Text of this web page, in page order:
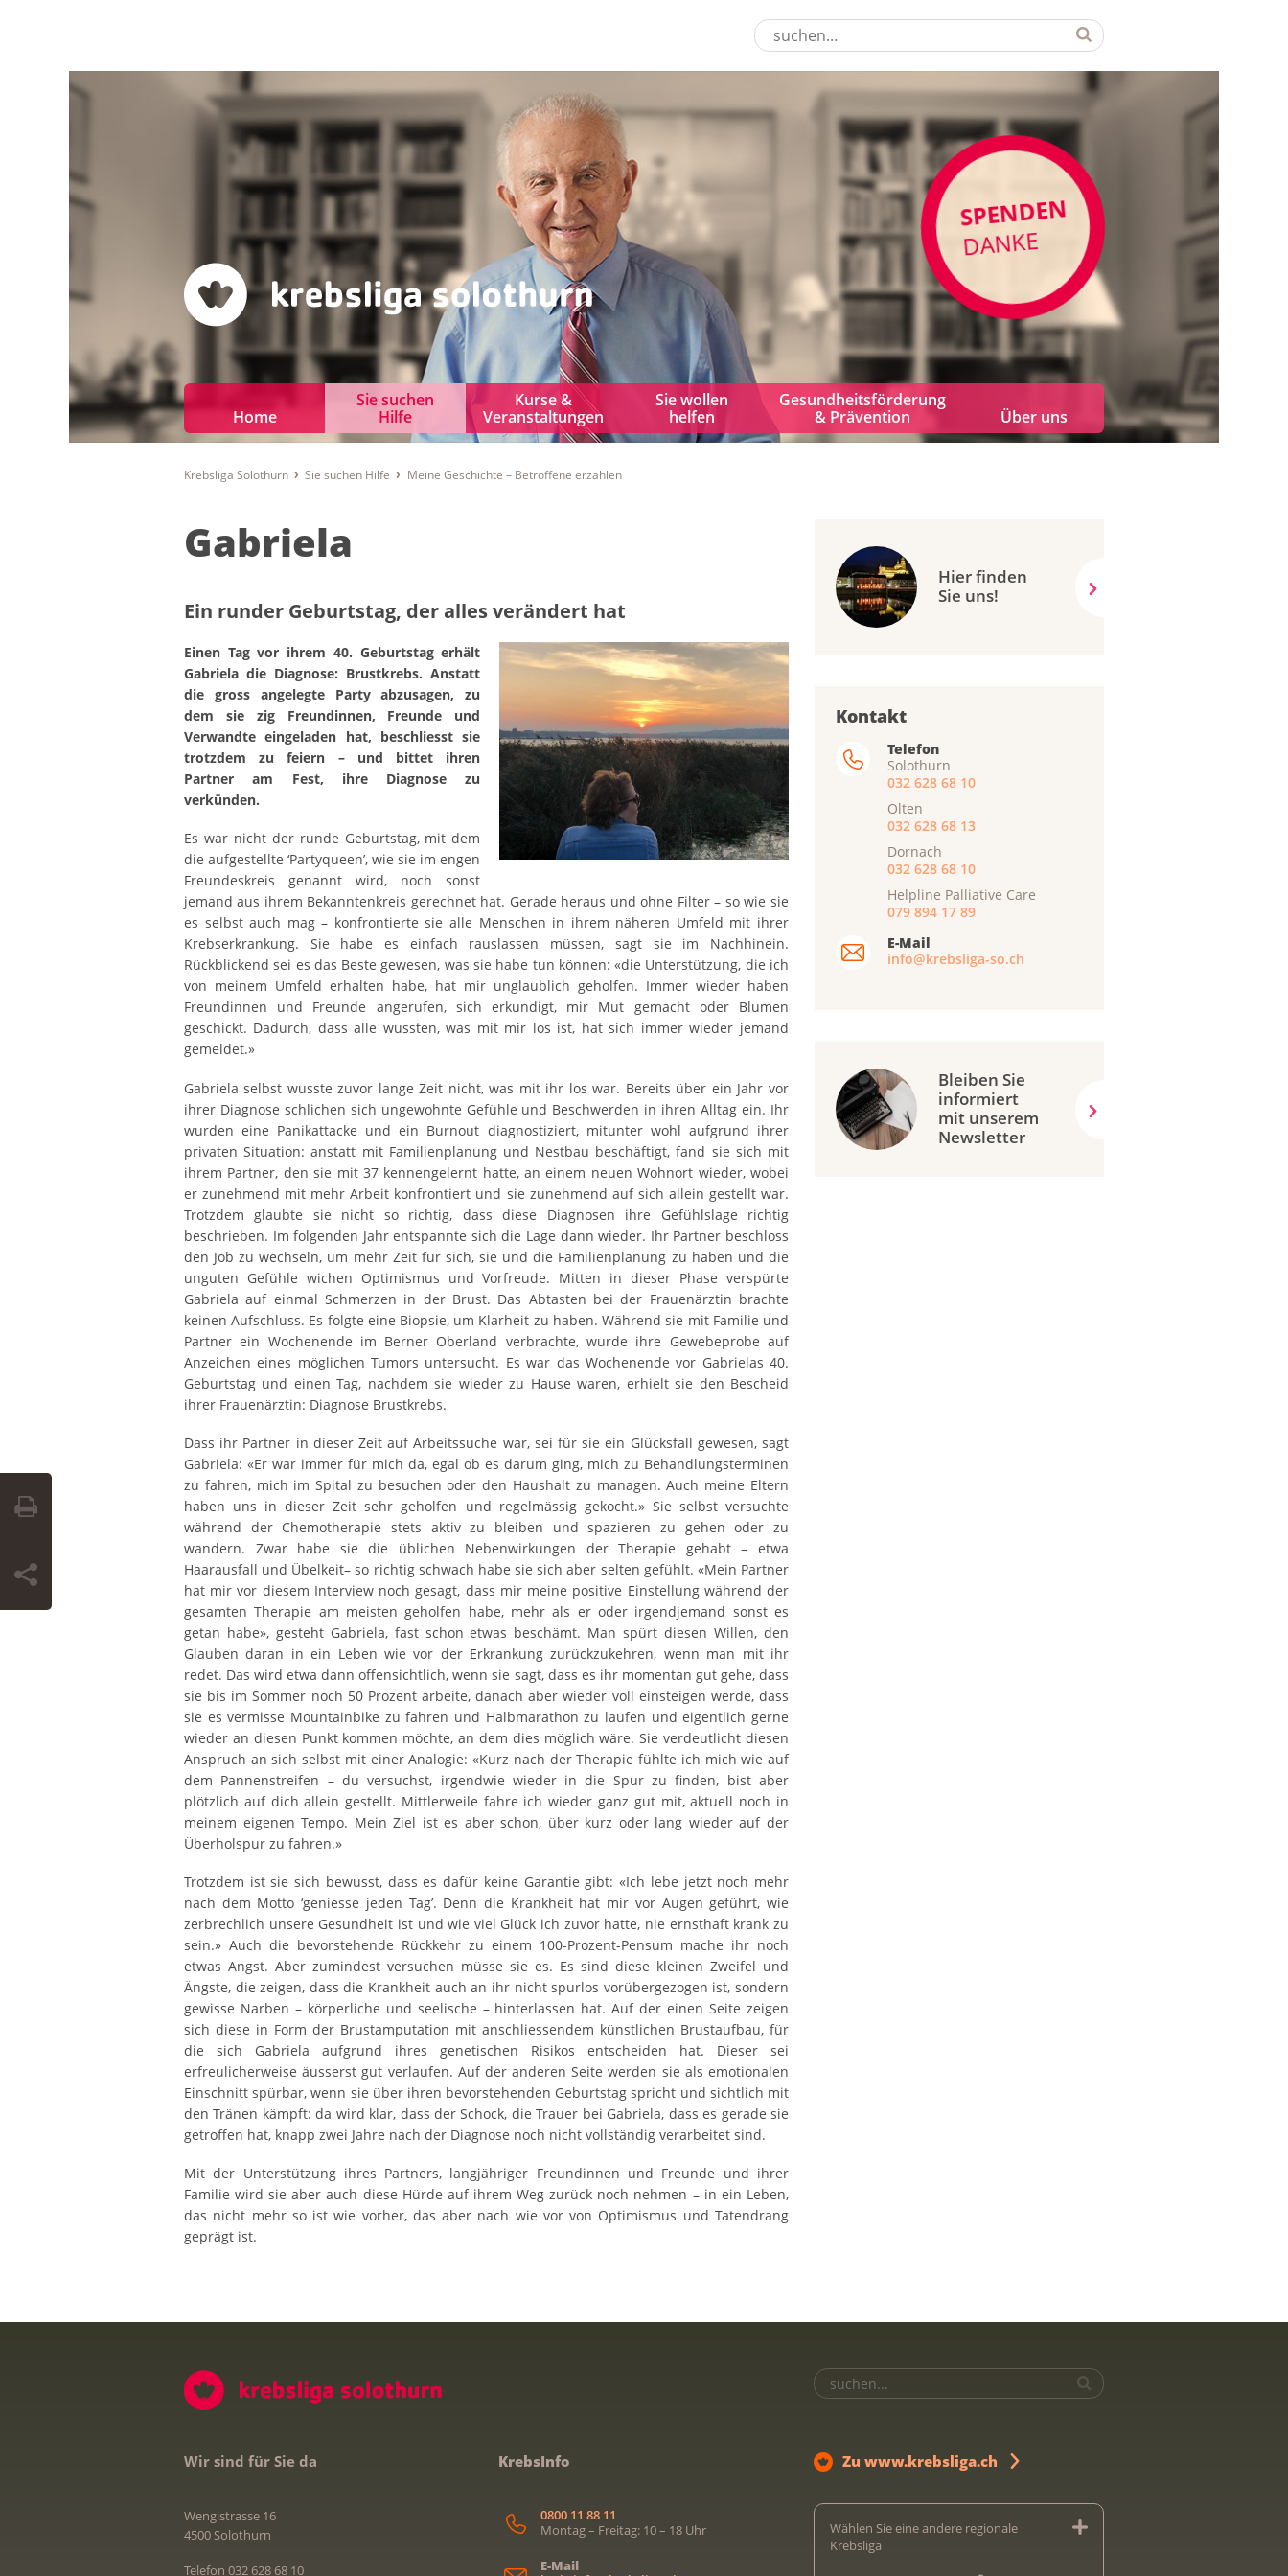
SPENDEN
DANKE
Home
Sie suchen
Hilfe
Kurse &
Veranstaltungen
Sie wollen
helfen
Gesundheitsförderung
& Prävention
Über uns
Krebsliga Solothurn Sie suchen Hilfe Meine Geschichte – Betroffene erzählen
Gabriela
Ein runder Geburtstag, der alles verändert hat
Einen Tag vor ihrem 40. Geburtstag erhält
Gabriela die Diagnose: Brustkrebs. Anstatt
die gross angelegte Party abzusagen, zu
dem sie zig Freundinnen, Freunde und
Verwandte eingeladen hat, beschliesst sie
trotzdem zu feiern – und bittet ihren
Partner am Fest, ihre Diagnose zu
verkünden.
Es war nicht der runde Geburtstag, mit dem
die aufgestellte ‘Partyqueen’, wie sie im engen
Freundeskreis genannt wird, noch sonst
jemand aus ihrem Bekanntenkreis gerechnet hat. Gerade heraus und ohne Filter – so wie sie
es selbst auch mag – konfrontierte sie alle Menschen in ihrem näheren Umfeld mit ihrer
Krebserkrankung. Sie habe es einfach rauslassen müssen, sagt sie im Nachhinein.
Rückblickend sei es das Beste gewesen, was sie habe tun können: «die Unterstützung, die ich
von meinem Umfeld erhalten habe, hat mir unglaublich geholfen. Immer wieder haben
Freundinnen und Freunde angerufen, sich erkundigt, mir Mut gemacht oder Blumen
geschickt. Dadurch, dass alle wussten, was mit mir los ist, hat sich immer wieder jemand
gemeldet.»
Gabriela selbst wusste zuvor lange Zeit nicht, was mit ihr los war. Bereits über ein Jahr vor
ihrer Diagnose schlichen sich ungewohnte Gefühle und Beschwerden in ihren Alltag ein. Ihr
wurden eine Panikattacke und ein Burnout diagnostiziert, mitunter wohl aufgrund ihrer
privaten Situation: anstatt mit Familienplanung und Nestbau beschäftigt, fand sie sich mit
ihrem Partner, den sie mit 37 kennengelernt hatte, an einem neuen Wohnort wieder, wobei
er zunehmend mit mehr Arbeit konfrontiert und sie zunehmend auf sich allein gestellt war.
Trotzdem glaubte sie nicht so richtig, dass diese Diagnosen ihre Gefühlslage richtig
beschrieben. Im folgenden Jahr entspannte sich die Lage dann wieder. Ihr Partner beschloss
den Job zu wechseln, um mehr Zeit für sich, sie und die Familienplanung zu haben und die
unguten Gefühle wichen Optimismus und Vorfreude. Mitten in dieser Phase verspürte
Gabriela auf einmal Schmerzen in der Brust. Das Abtasten bei der Frauenärztin brachte
keinen Aufschluss. Es folgte eine Biopsie, um Klarheit zu haben. Während sie mit Familie und
Partner ein Wochenende im Berner Oberland verbrachte, wurde ihre Gewebeprobe auf
Anzeichen eines möglichen Tumors untersucht. Es war das Wochenende vor Gabrielas 40.
Geburtstag und einen Tag, nachdem sie wieder zu Hause waren, erhielt sie den Bescheid
ihrer Frauenärztin: Diagnose Brustkrebs.
Dass ihr Partner in dieser Zeit auf Arbeitssuche war, sei für sie ein Glücksfall gewesen, sagt
Gabriela: «Er war immer für mich da, egal ob es darum ging, mich zu Behandlungsterminen
zu fahren, mich im Spital zu besuchen oder den Haushalt zu managen. Auch meine Eltern
haben uns in dieser Zeit sehr geholfen und regelmässig gekocht.» Sie selbst versuchte
während der Chemotherapie stets aktiv zu bleiben und spazieren zu gehen oder zu
wandern. Zwar habe sie die üblichen Nebenwirkungen der Therapie gehabt – etwa
Haarausfall und Übelkeit– so richtig schwach habe sie sich aber selten gefühlt. «Mein Partner
hat mir vor diesem Interview noch gesagt, dass mir meine positive Einstellung während der
gesamten Therapie am meisten geholfen habe, mehr als er oder irgendjemand sonst es
getan habe», gesteht Gabriela, fast schon etwas beschämt. Man spürt diesen Willen, den
Glauben daran in ein Leben wie vor der Erkrankung zurückzukehren, wenn man mit ihr
redet. Das wird etwa dann offensichtlich, wenn sie sagt, dass es ihr momentan gut gehe, dass
sie bis im Sommer noch 50 Prozent arbeite, danach aber wieder voll einsteigen werde, dass
sie es vermisse Mountainbike zu fahren und Halbmarathon zu laufen und eigentlich gerne
wieder an diesen Punkt kommen möchte, an dem dies möglich wäre. Sie verdeutlicht diesen
Anspruch an sich selbst mit einer Analogie: «Kurz nach der Therapie fühlte ich mich wie auf
dem Pannenstreifen – du versuchst, irgendwie wieder in die Spur zu finden, bist aber
plötzlich auf dich allein gestellt. Mittlerweile fahre ich wieder ganz gut mit, aktuell noch in
meinem eigenen Tempo. Mein Ziel ist es aber schon, über kurz oder lang wieder auf der
Überholspur zu fahren.»
Trotzdem ist sie sich bewusst, dass es dafür keine Garantie gibt: «Ich lebe jetzt noch mehr
nach dem Motto ‘geniesse jeden Tag’. Denn die Krankheit hat mir vor Augen geführt, wie
zerbrechlich unsere Gesundheit ist und wie viel Glück ich zuvor hatte, nie ernsthaft krank zu
sein.» Auch die bevorstehende Rückkehr zu einem 100-Prozent-Pensum mache ihr noch
etwas Angst. Aber zumindest versuchen müsse sie es. Es sind diese kleinen Zweifel und
Ängste, die zeigen, dass die Krankheit auch an ihr nicht spurlos vorübergezogen ist, sondern
gewisse Narben – körperliche und seelische – hinterlassen hat. Auf der einen Seite zeigen
sich diese in Form der Brustamputation mit anschliessendem künstlichen Brustaufbau, für
die sich Gabriela aufgrund ihres genetischen Risikos entscheiden hat. Dieser sei
erfreulicherweise äusserst gut verlaufen. Auf der anderen Seite werden sie als emotionalen
Einschnitt spürbar, wenn sie über ihren bevorstehenden Geburtstag spricht und sichtlich mit
den Tränen kämpft: da wird klar, dass der Schock, die Trauer bei Gabriela, dass es gerade sie
getroffen hat, knapp zwei Jahre nach der Diagnose noch nicht vollständig verarbeitet sind.
Mit der Unterstützung ihres Partners, langjähriger Freundinnen und Freunde und ihrer
Familie wird sie aber auch diese Hürde auf ihrem Weg zurück noch nehmen – in ein Leben,
das nicht mehr so ist wie vorher, das aber nach wie vor von Optimismus und Tatendrang
geprägt ist.
Hier finden
Sie uns!
Kontakt
Telefon
Solothurn
032 628 68 10
Olten
032 628 68 13
Dornach
032 628 68 10
Helpline Palliative Care
079 894 17 89
E-Mail
info@krebsliga-so.ch
Bleiben Sie
informiert
mit unserem
Newsletter
Wir sind für Sie da
Wengistrasse 16
4500 Solothurn
Telefon 032 628 68 10
KrebsInfo
0800 11 88 11
Montag – Freitag: 10 – 18 Uhr
E-Mail
Zu www.krebsliga.ch
Wählen Sie eine andere regionale
Krebsliga